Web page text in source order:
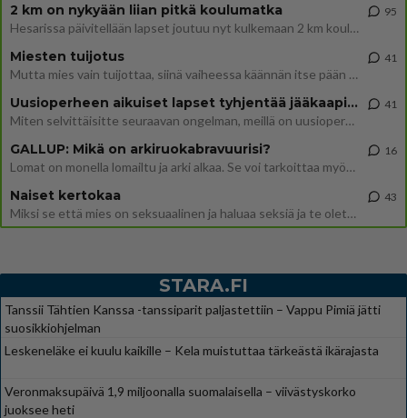
2 km on nykyään liian pitkä koulumatka
Hesarissa päivitellään lapset joutuu nyt kulkemaan 2 km kouluun jösses. Ruostefillarilla tuo matka menee vaikka miten äk
95
Miesten tuijotus
Mutta mies vain tuijottaa, siinä vaiheessa käännän itse pään pois. Mikä juttu? Yleensä jos joku tuijottaa tai katsoo, hä
41
Uusioperheen aikuiset lapset tyhjentää jääkaapin käydessään
Miten selvittäisitte seuraavan ongelman, meillä on uusioperhe, minulla teini-ikäiset lapset ja puolisolla aikuiset, jotk
41
GALLUP: Mikä on arkiruokabravuurisi?
Lomat on monella lomailtu ja arki alkaa. Se voi tarkoittaa myös sitä, että grillailut on grillattu ja palataan arjen ruo
16
Naiset kertokaa
Miksi se että mies on seksuaalinen ja haluaa seksiä ja te olette hänen mielestänne haluttava on vastenmielistä? Mikä sii
43
STARA.FI
Tanssii Tähtien Kanssa -tanssiparit paljastettiin – Vappu Pimiä jätti
suosikkiohjelman
Leskeneläke ei kuulu kaikille – Kela muistuttaa tärkeästä ikärajasta
Veronmaksupäivä 1,9 miljoonalla suomalaisella – viivästyskorko
juoksee heti